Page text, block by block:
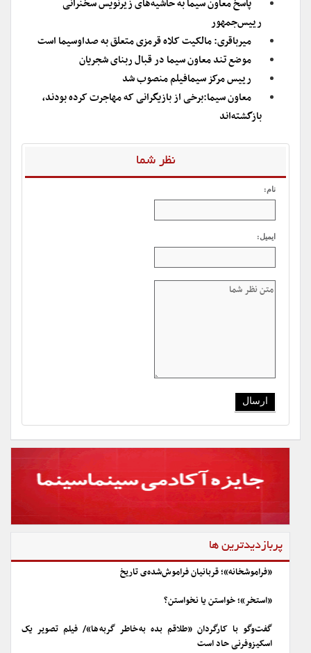
پاسخ معاون سیما به حاشیه‌های زیرنویس سخنرانی
رییس‌جمهور
میرباقری: مالکیت کلاه قرمزی متعلق به صداوسیما است
موضع تند معاون سیما در قبال ربنای شجریان
رییس مرکز سیمافیلم منصوب شد
معاون سیما:برخی از بازیگرانی که مهاجرت کرده بودند،
بازگشته‌اند
نظر شما
نام:
ایمیل:
پربازدیدترین ها
«فراموشخانه»؛ قربانیان فراموش‌شده‌ی تاریخ
«استخر»؛ خواستن یا نخواستن؟
گفت‌وگو با کارگردان «طلاقم بده به خاطر گربه ها»/ فیلم تصویر یک
اسکیزوفرنی حاد است